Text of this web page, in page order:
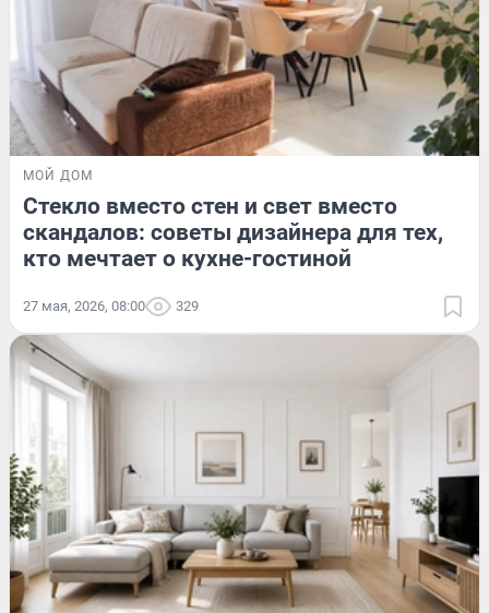
МОЙ ДОМ
Стекло вместо стен и свет вместо
скандалов: советы дизайнера для тех,
кто мечтает о кухне-гостиной
27 мая, 2026, 08:00 329